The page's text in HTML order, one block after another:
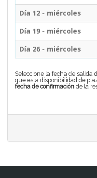
Día 12 - miércoles
Día 19 - miércoles
Día 26 - miércoles
Seleccione la fecha de salida
que esta disponibilidad de
fecha de confirmación de la